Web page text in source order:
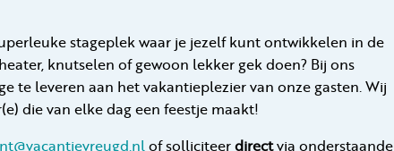
stageplek waar je jezelf kunt ontwikkelen in de
knutselen of gewoon lekker gek doen? Bij ons
te leveren aan het vakantieplezier van onze gasten. Wij
die van elke dag een feestje maakt!
of solliciteerdirectvia onderstaande